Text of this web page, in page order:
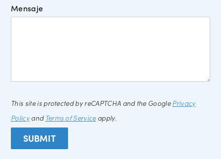
Mensaje
This site is protected by reCAPTCHA and the GooglePrivacy
Policyand Terms of Serviceapply.